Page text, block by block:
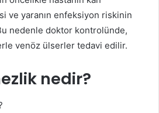
ve yaranın enfeksiyon riskinin
nedenle doktor kontrolünde,
venöz ülserler tedavi edilir.
nedir?